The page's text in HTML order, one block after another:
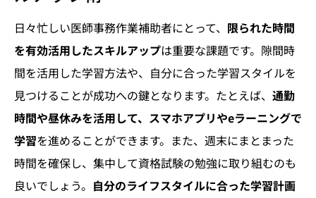
日々忙しい医師事務作業補助者にとって、 限られた時間
を有効活用したスキルアップは重要な課題です。隙間時
間を活用した学習方法や、自分に合った学習スタイルを
見つけることが成功への鍵となります。たとえば、 通勤
時間や昼休みを活用して、スマホアプリやeラーニングで
学習を進めることができます。また、週末にまとまった
時間を確保し、集中して資格試験の勉強に取り組むのも
良いでしょう。 自分のライフスタイルに合った学習計画